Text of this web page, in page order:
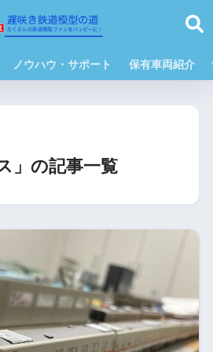
ノウハウ・サポート 保有車両紹介
」の記事一覧